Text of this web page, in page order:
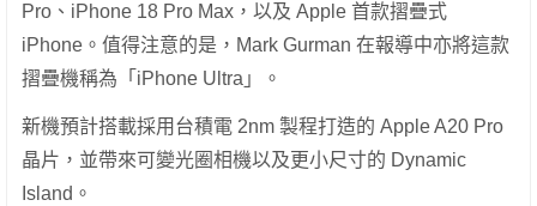
Pro、iPhone 18 Pro Max，以及 Apple 首款摺疊式
iPhone。值得注意的是，Mark Gurman 在報導中亦將這款
摺疊機稱為「iPhone Ultra」。
新機預計搭載採用台積電 2nm 製程打造的 Apple A20 Pro
晶片，並帶來可變光圈相機以及更小尺寸的 Dynamic
Island。